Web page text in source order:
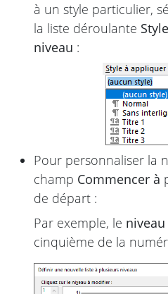
à un style particulier,
la liste déroulante
niveau :
Pour personnaliser la
champ Commencer à
de départ :
Par exemple, le niveau
cinquième de la